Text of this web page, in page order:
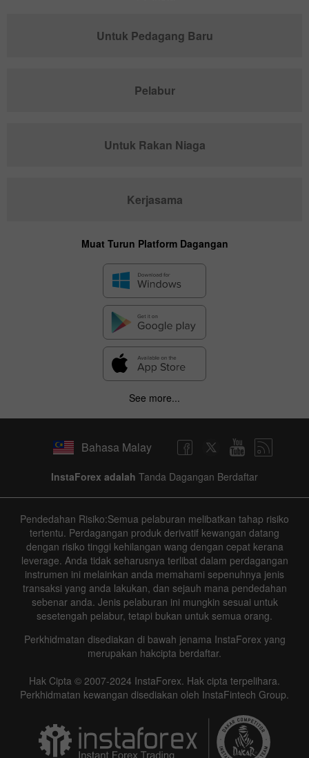
Untuk Pedagang Baru
Pelabur
Untuk Rakan Niaga
Kerjasama
Muat Turun Platform Dagangan
See more...
Bahasa Malay
InstaForex adalah Tanda Dagangan Berdaftar
Pendedahan Risiko:Semua pelaburan melibatkan tahap risiko
tertentu. Perdagangan produk derivatif kewangan datang
dengan risiko tinggi kehilangan wang dengan cepat kerana
leverage. Anda tidak seharusnya terlibat dalam perdagangan
instrumen ini melainkan anda memahami sepenuhnya jenis
transaksi yang anda lakukan, dan sejauh mana pendedahan
sebenar anda. Jenis pelaburan ini mungkin sesuai untuk
sesetengah pelabur, tetapi bukan untuk semua orang.
Perkhidmatan disediakan di bawah jenama InstaForex yang
merupakan hakcipta berdaftar.
Hak Cipta © 2007-2024 InstaForex. Hak cipta terpelihara.
Perkhidmatan kewangan disediakan oleh InstaFintech Group.